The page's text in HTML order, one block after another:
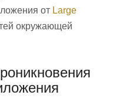
от Large
окружающей